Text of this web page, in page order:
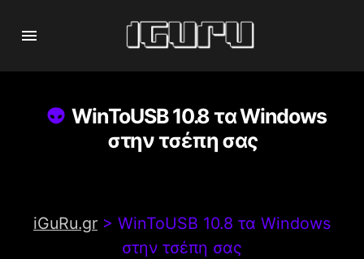
WinToUSB 10.8 τα Windows
στην τσέπη σας
iGuRu.gr > WinToUSB 10.8 τα Windows
στην τσέπη σας